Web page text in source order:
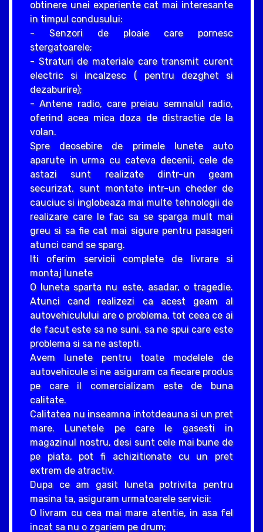
obtinere unei experiente cat mai interesante
in timpul condusului:
- Senzori de ploaie care pornesc
stergatoarele;
- Straturi de materiale care transmit curent
electric si incalzesc ( pentru dezghet si
dezaburire);
- Antene radio, care preiau semnalul radio,
oferind acea mica doza de distractie de la
volan.
Spre deosebire de primele lunete auto
aparute in urma cu cateva decenii, cele de
astazi sunt realizate dintr-un geam
securizat, sunt montate intr-un cheder de
cauciuc si inglobeaza mai multe tehnologii de
realizare care le fac sa se sparga mult mai
greu si sa fie cat mai sigure pentru pasageri
atunci cand se sparg.
Iti oferim servicii complete de livrare si
montaj lunete
O luneta sparta nu este, asadar, o tragedie.
Atunci cand realizezi ca acest geam al
autovehiculului are o problema, tot ceea ce ai
de facut este sa ne suni, sa ne spui care este
problema si sa ne astepti.
Avem lunete pentru toate modelele de
autovehicule si ne asiguram ca fiecare produs
pe care il comercializam este de buna
calitate.
Calitatea nu inseamna intotdeauna si un pret
mare. Lunetele pe care le gasesti in
magazinul nostru, desi sunt cele mai bune de
pe piata, pot fi achizitionate cu un pret
extrem de atractiv.
Dupa ce am gasit luneta potrivita pentru
masina ta, asiguram urmatoarele servicii:
O livram cu cea mai mare atentie, in asa fel
incat sa nu o zgariem pe drum;